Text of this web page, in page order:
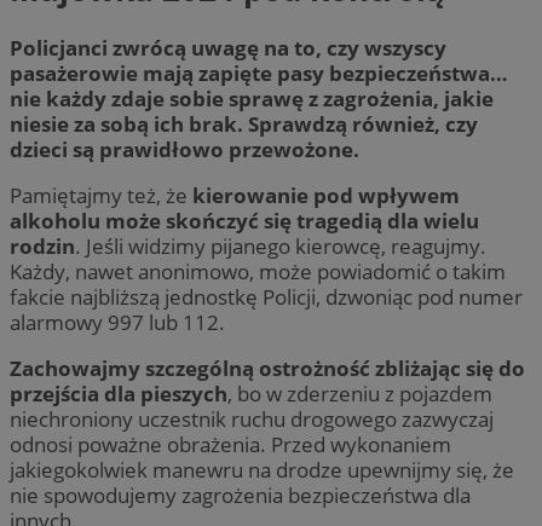
Policjanci zwrócą uwagę na to, czy wszyscy
pasażerowie mają zapięte pasy bezpieczeństwa…
nie każdy zdaje sobie sprawę z zagrożenia, jakie
niesie za sobą ich brak. Sprawdzą również, czy
dzieci są prawidłowo przewożone.
Pamiętajmy też, że kierowanie pod wpływem
alkoholu może skończyć się tragedią dla wielu
rodzin. Jeśli widzimy pijanego kierowcę, reagujmy.
Każdy, nawet anonimowo, może powiadomić o takim
fakcie najbliższą jednostkę Policji, dzwoniąc pod numer
alarmowy 997 lub 112.
Zachowajmy szczególną ostrożność zbliżając się do
przejścia dla pieszych, bo w zderzeniu z pojazdem
niechroniony uczestnik ruchu drogowego zazwyczaj
odnosi poważne obrażenia. Przed wykonaniem
jakiegokolwiek manewru na drodze upewnijmy się, że
nie spowodujemy zagrożenia bezpieczeństwa dla